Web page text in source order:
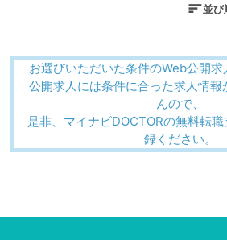
並び
お選びいただいた条件のWeb公開
公開求人には条件に合った求人情
んので、
是非、マイナビDOCTORの無料転
録ください。